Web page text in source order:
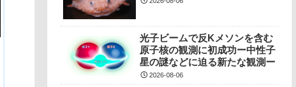
光子ビームで反Kメソンを含む
原子核の観測に初成功ー中性子
星の謎などに迫る新たな観測ー
2026-08-06